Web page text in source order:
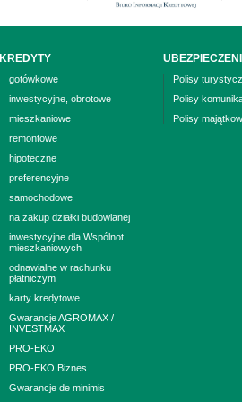
KREDYTY
gotówkowe
inwestycyjne, obrotowe
mieszkaniowe
remontowe
hipoteczne
preferencyjne
samochodowe
na zakup działki budowlanej
inwestycyjne dla Wspólnot
mieszkaniowych
odnawialne w rachunku
płatniczym
karty kredytowe
Gwarancje AGROMAX /
INVESTMAX
PRO-EKO
PRO-EKO Biznes
Gwarancje de minimis
Polisy
Polisy
Polisy